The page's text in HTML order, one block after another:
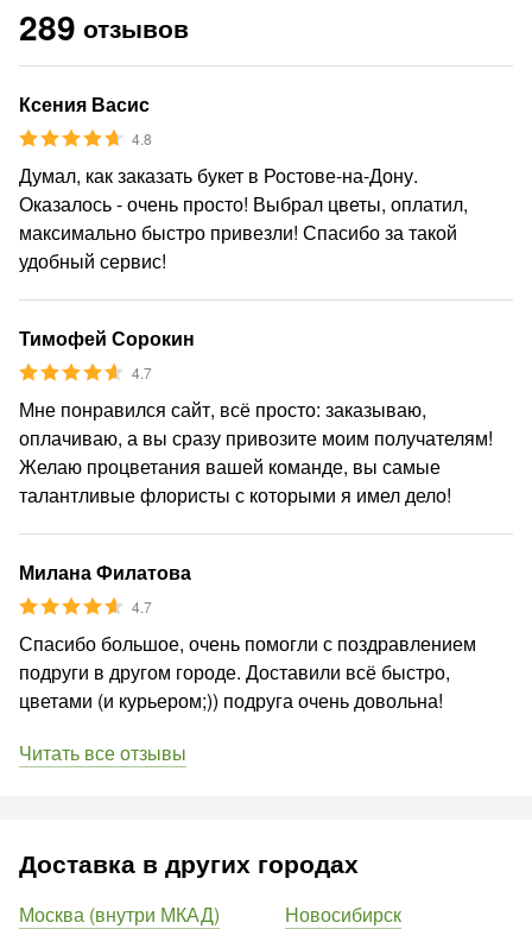
289 отзывов
Ксения Васис
4.8
Думал, как заказать букет в Ростове-на-Дону.
Оказалось - очень просто! Выбрал цветы, оплатил,
максимально быстро привезли! Спасибо за такой
удобный сервис!
Тимофей Сорокин
4.7
Мне понравился сайт, всё просто: заказываю,
оплачиваю, а вы сразу привозите моим получателям!
Желаю процветания вашей команде, вы самые
талантливые флористы с которыми я имел дело!
Милана Филатова
4.7
Спасибо большое, очень помогли с поздравлением
подруги в другом городе. Доставили всё быстро,
цветами (и курьером;)) подруга очень довольна!
Читать все отзывы
Доставка в других городах
Москва (внутри МКАД)
Новосибирск